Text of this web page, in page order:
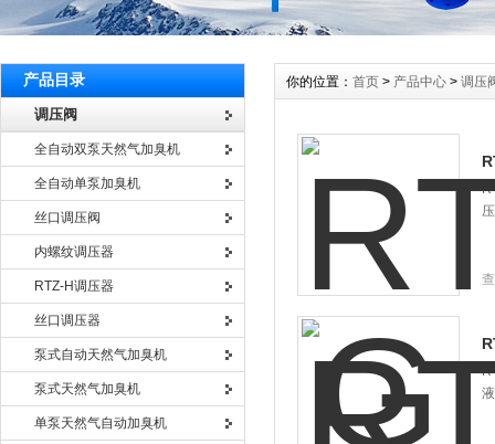
产品目录
调压阀
全自动双泵天然气加臭机
全自动单泵加臭机
丝口调压阀
内螺纹调压器
RTZ-H调压器
丝口调压器
泵式自动天然气加臭机
泵式天然气加臭机
单泵天然气自动加臭机
你的位置： 首页 > 产品中心 > 调压